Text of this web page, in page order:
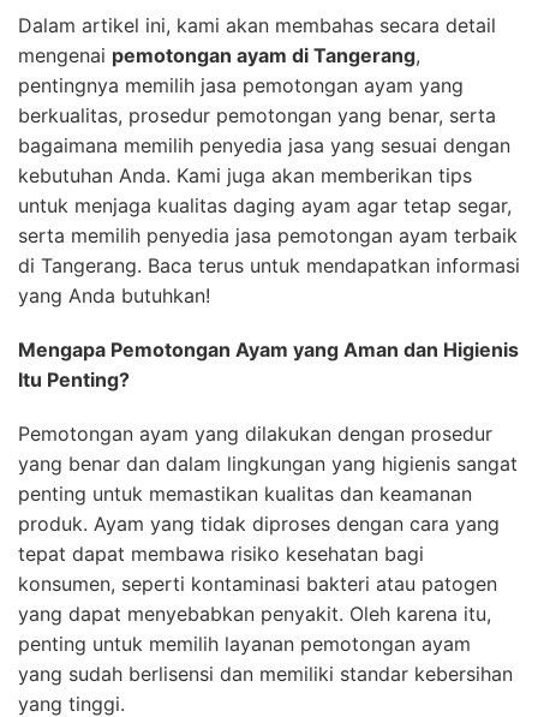
Dalam artikel ini, kami akan membahas secara detail
mengenai pemotongan ayam di Tangerang,
pentingnya memilih jasa pemotongan ayam yang
berkualitas, prosedur pemotongan yang benar, serta
bagaimana memilih penyedia jasa yang sesuai dengan
kebutuhan Anda. Kami juga akan memberikan tips
untuk menjaga kualitas daging ayam agar tetap segar,
serta memilih penyedia jasa pemotongan ayam terbaik
di Tangerang. Baca terus untuk mendapatkan informasi
yang Anda butuhkan!
Mengapa Pemotongan Ayam yang Aman dan Higienis
Itu Penting?
Pemotongan ayam yang dilakukan dengan prosedur
yang benar dan dalam lingkungan yang higienis sangat
penting untuk memastikan kualitas dan keamanan
produk. Ayam yang tidak diproses dengan cara yang
tepat dapat membawa risiko kesehatan bagi
konsumen, seperti kontaminasi bakteri atau patogen
yang dapat menyebabkan penyakit. Oleh karena itu,
penting untuk memilih layanan pemotongan ayam
yang sudah berlisensi dan memiliki standar kebersihan
yang tinggi.